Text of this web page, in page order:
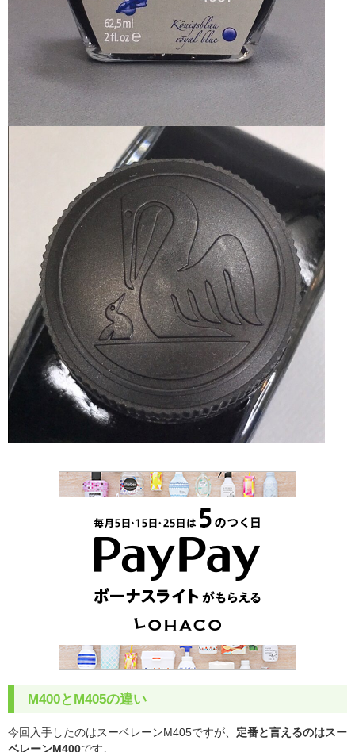
M400とM405の違い
今回入手したのは スーベレーンM405ですが、 定番と言えるのはスー
ベレーンM400です。